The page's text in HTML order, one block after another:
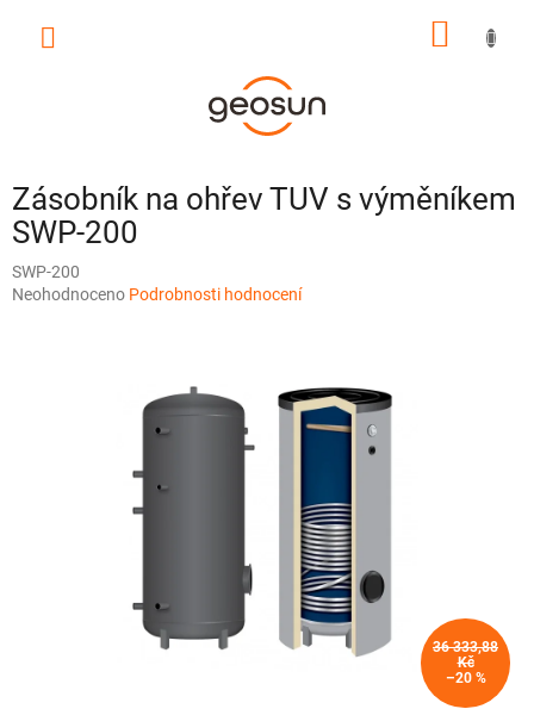
obsah
Zásobník na ohřev TUV s výměníkem
SWP-200
SWP-200
Průměrné
Neohodnoceno Podrobnosti hodnocení
36 333,88
Kč
–20 %